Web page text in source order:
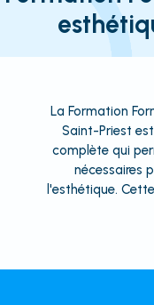
La Formation
Saint-Priest
complète qui
nécessaires
l'esthétique.